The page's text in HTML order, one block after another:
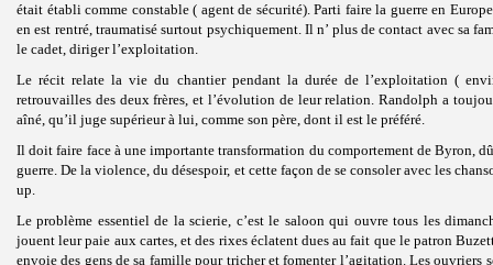
était établi comme constable ( agent de sécurité). Parti faire la guerre en
en est rentré, traumatisé surtout psychiquement. Il n’ plus de contact avec sa
le cadet, diriger l’exploitation.
Le récit relate la vie du chantier pendant la durée de l’exploitation (
retrouvailles des deux frères, et l’évolution de leur relation. Randolph a
aîné, qu’il juge supérieur à lui, comme son père, dont il est le préféré.
Il doit faire face à une importante transformation du comportement de Byron,
guerre. De la violence, du désespoir, et cette façon de se consoler avec les
up.
Le problème essentiel de la scierie, c’est le saloon qui ouvre tous les
jouent leur paie aux cartes, et des rixes éclatent dues au fait que le patron
envoie des gens de sa famille pour tricher et fomenter l’agitation. Les ouvriers